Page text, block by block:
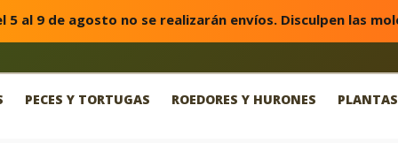
5 al 9 de agosto no se realizarán envíos. Disculpen las
PECES Y TORTUGAS ROEDORES Y HURONES PLANTAS